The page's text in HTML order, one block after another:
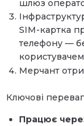
шлюз
SIM-картка
телефону —
користувачем
Мерчант
Ключові
Працює